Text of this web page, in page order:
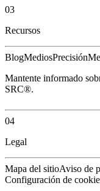
03
Recursos
BlogMediosPrecisión
Mantente informado
SRC®.
04
Legal
Mapa del sitioAviso de
Configuración de